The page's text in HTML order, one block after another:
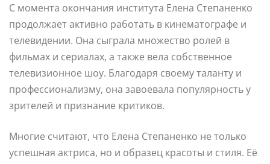
С момента окончания института Елена Степаненко
продолжает активно работать в кинематографе и
телевидении. Она сыграла множество ролей в
фильмах и сериалах, а также вела собственное
телевизионное шоу. Благодаря своему таланту и
профессионализму, она завоевала популярность у
зрителей и признание критиков.
Многие считают, что Елена Степаненко не только
успешная актриса, но и образец красоты и стиля. Её